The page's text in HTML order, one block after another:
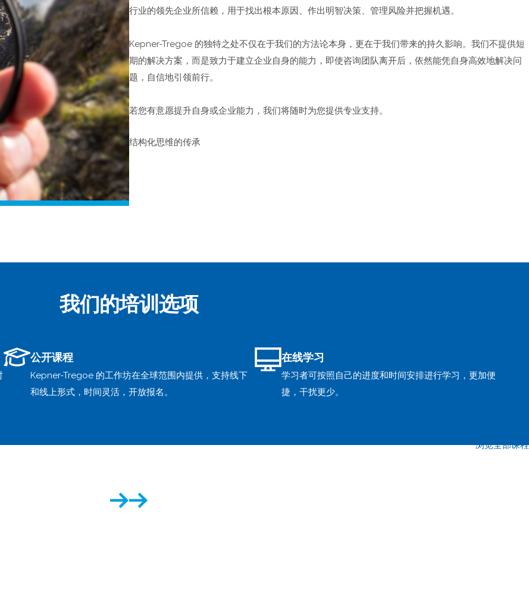
行业的领先企业所信赖，用于找出根本原因、作出明智决策、管理风险并把握机遇。
Kepner-Tregoe 的独特之处不仅在于我们的方法论本身，更在于我们带来的持久影响。我们不提供短
期的解决方案，而是致力于建立企业自身的能力，即使咨询团队离开后，依然能凭自身高效地解决问
题，自信地引领前行。
若您有意愿提升自身或企业能力，我们将随时为您提供专业支持。
结构化思维的传承
我们的培训选项
公开课程
Kepner-Tregoe 的工作坊在全球范围内提供，支持线下
和线上形式，时间灵活，开放报名。
在线学习
学习者可按照自己的进度和时间安排进行学习，更加便
捷，干扰更少。
浏览全部课程